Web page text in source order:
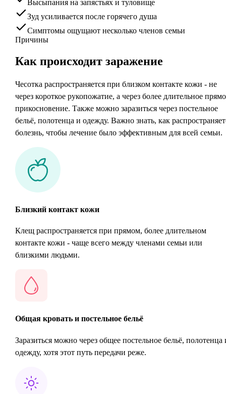
Высыпания на запястьях и туловище
Зуд усиливается после горячего душа
Симптомы ощущают несколько членов семьи
Причины
Как происходит заражение
Чесотка распространяется при близком контакте кожи - не
через короткое рукопожатие, а через более длительное
прикосновение. Также можно заразиться через постельное
бельё, полотенца и одежду. Важно знать, как
болезнь, чтобы лечение было эффективным для всей семьи.
Близкий контакт кожи
Клещ распространяется при прямом, более длительном
контакте кожи - чаще всего между членами семьи или
близкими людьми.
Общая кровать и постельное бельё
Заразиться можно через общее постельное бельё, полотенца
одежду, хотя этот путь передачи реже.